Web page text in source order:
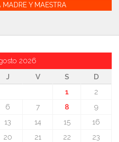
MADRE Y MAESTRA
2026
J V S
D
1
2
6 7 8
9
13 14 15
16
20 21 22
23